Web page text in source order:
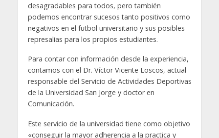
desagradables para todos, pero también
podemos encontrar sucesos tanto positivos como
negativos en el futbol universitario y sus posibles
represalias para los propios estudiantes.
Para contar con información desde la experiencia,
contamos con el Dr. Víctor Vicente Loscos, actual
responsable del Servicio de Actividades Deportivas
de la Universidad San Jorge y doctor en
Comunicación.
Este servicio de la universidad tiene como objetivo
«conseguir la mayor adherencia a la practica y